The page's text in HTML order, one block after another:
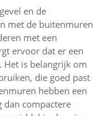
en de
met de buitenmuren
met een
ervoor dat er een
Het is belangrijk om
die goed past
hebben een
dan compactere